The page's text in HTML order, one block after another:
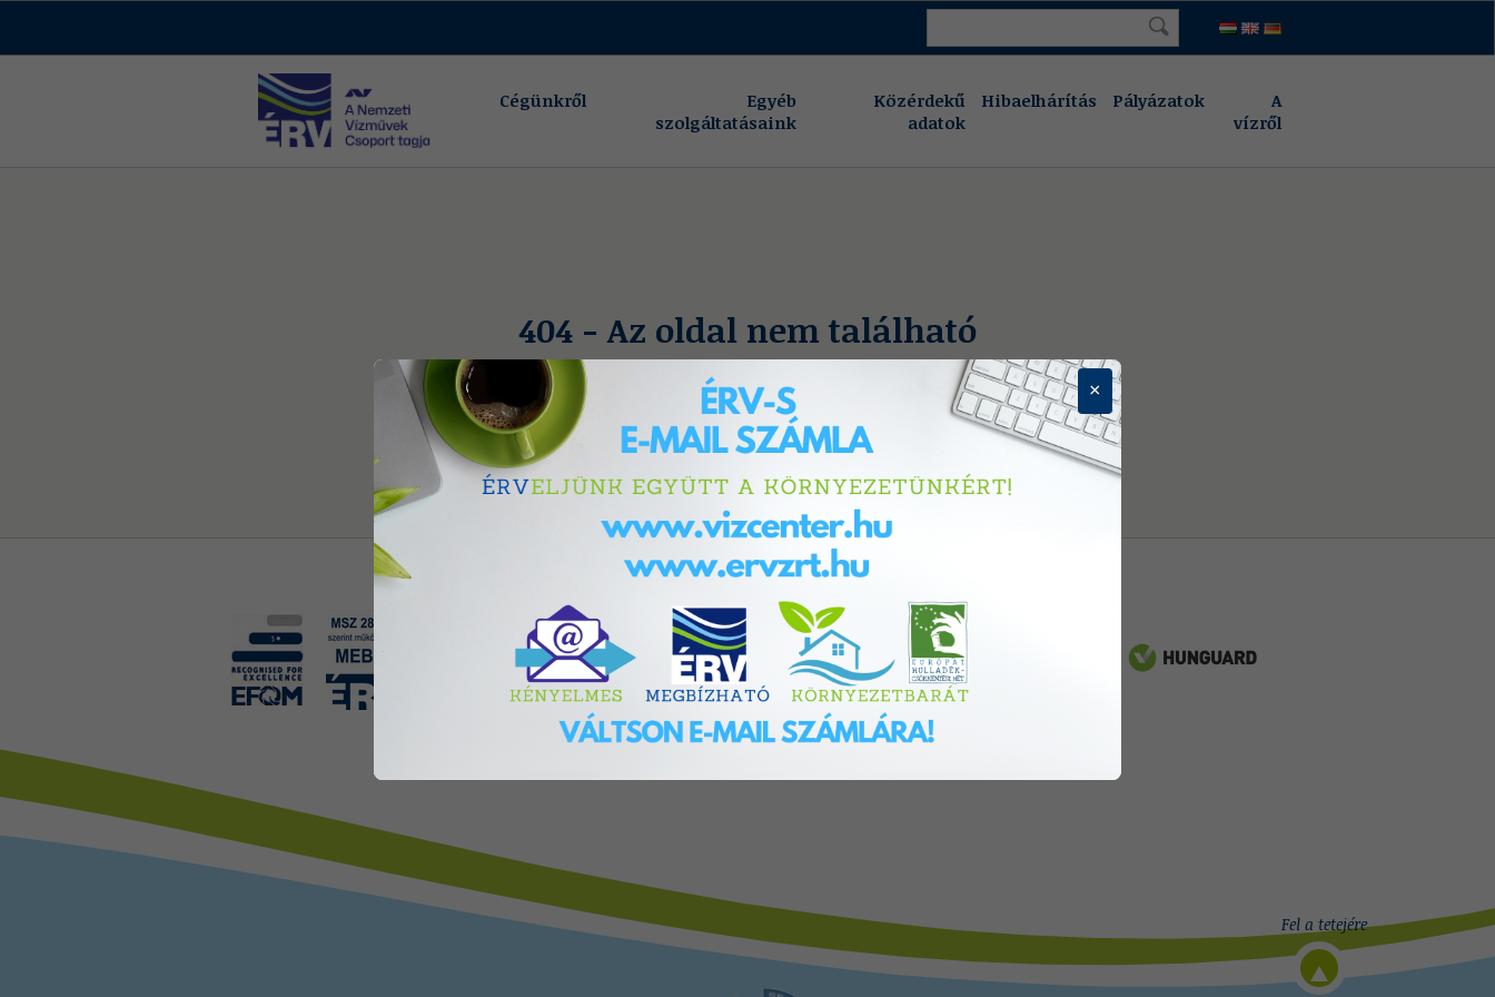
Cégünkről
Egyéb
szolgáltatásaink
Közérdekű
adatok
Hibaelhárítás Pályázatok
A
vízről
404 - Az oldal nem található
A keresett oldal nem létezik, vagy eltávolításra került.
Vissza a főoldalra
×